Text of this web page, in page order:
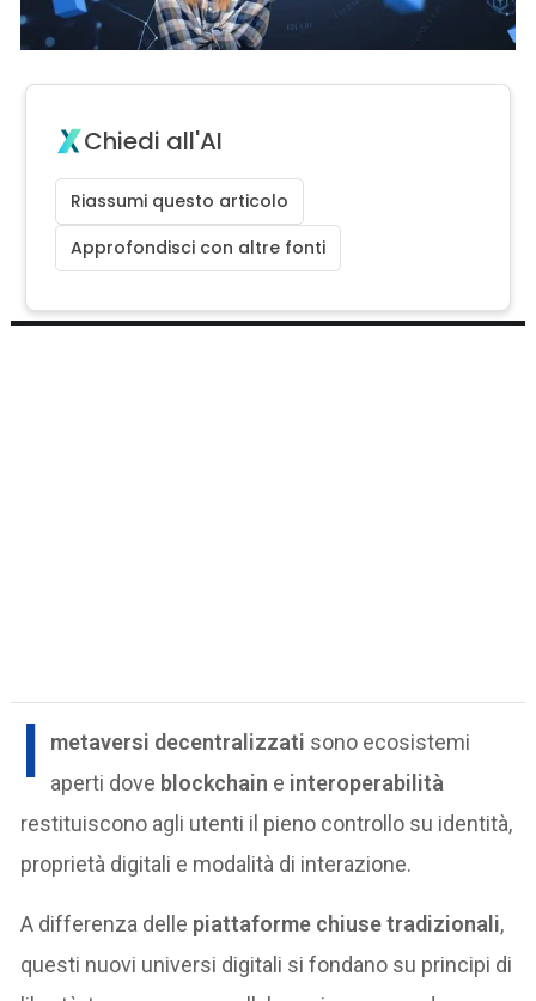
Chiedi all'AI
Riassumi questo articolo
Approfondisci con altre fonti
I metaversi decentralizzati sono ecosistemi
aperti dove blockchain e interoperabilità
restituiscono agli utenti il pieno controllo su identità,
proprietà digitali e modalità di interazione.
A differenza delle piattaforme chiuse tradizionali,
questi nuovi universi digitali si fondano su principi di